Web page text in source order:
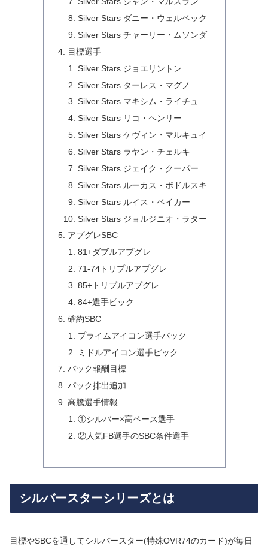
Silver Stars ダニー・ウェルベック
Silver Stars チャーリー・ムソンダ
目標選手
Silver Stars ジョエリントン
Silver Stars ターレス・マグノ
Silver Stars マキシム・ライチュ
Silver Stars リコ・ヘンリー
Silver Stars ケヴィン・マルキュイ
Silver Stars ラヤン・チェルキ
Silver Stars ジェイク・クーパー
Silver Stars ルーカス・ポドルスキ
Silver Stars ルイス・ベイカー
Silver Stars ジョルジニオ・ラター
アプグレSBC
81+ダブルアプグレ
71-74トリプルアプグレ
85+トリプルアプグレ
84+選手ピック
確約SBC
プライムアイコン選手パック
ミドルアイコン選手ピック
パック報酬目標
パック排出追加
高騰選手情報
①シルバー×高ペース選手
②人気FB選手のSBC条件選手
シルバースターシリーズとは
目標やSBCを通してシルバースター(特殊OVR74のカード)が毎日